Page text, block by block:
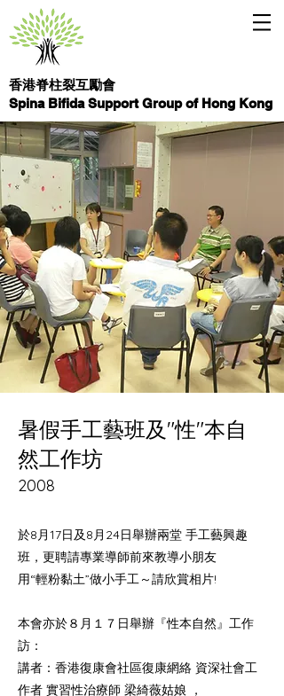
香港脊柱裂互勵會
Spina Bifida Support Group of Hong Kong
暑假手工藝班及"性"本自
然工作坊
2008
於8月17日及8月24日舉辦兩堂 手工藝興趣
班，更聘請專業導師前來教導小朋友
用“輕粉黏土”做小手工～請欣賞相片!
本會亦於８月１７日舉辦『性本自然』工作
訪：
講者：香港復康會社區復康網絡 資深社會工
作者 實習性治療師 梁綺薇姑娘 ，